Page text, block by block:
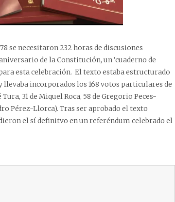
se necesitaron 232 horas de discusiones
de la Constitución, un ‘cuaderno de
esta celebración. El texto estaba estructurado
incorporados los 168 votos particulares de
31 de Miquel Roca, 58 de Gregorio Peces-
Pérez-Llorca). Tras ser aprobado el texto
el sí definitvo en un referéndum celebrado el